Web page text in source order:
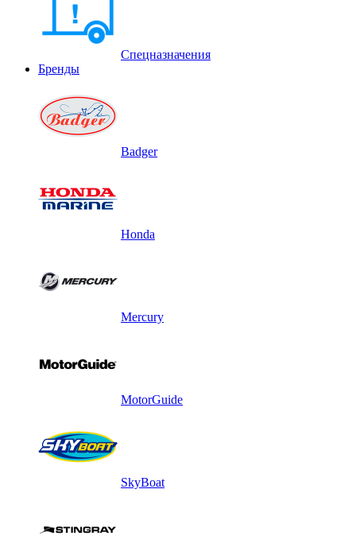
Спецназначения
Бренды
Badger
Honda
Mercury
MotorGuide
SkyBoat